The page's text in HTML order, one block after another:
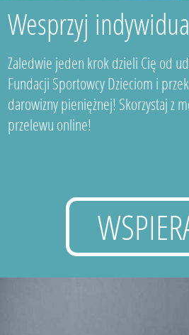
Wesprzyj
Zaledwie jeden krok dzieli Cię od
Fundacji Sportowcy Dzieciom i
darowizny pieniężnej! Skorzystaj z
przelewu online!